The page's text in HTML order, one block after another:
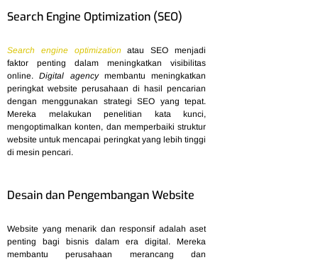
Search Engine Optimization (SEO)
Search engine optimization
atau SEO menjadi
faktor penting dalam meningkatkan visibilitas
online.Digital agency membantu meningkatkan
peringkat website perusahaan di hasil pencarian
dengan menggunakan strategi SEO yang tepat.
Mereka melakukan penelitian kata kunci,
mengoptimalkan konten, dan memperbaiki struktur
website untuk mencapai peringkat yang lebih tinggi
di mesin pencari.
Desain dan Pengembangan Website
Website yang menarik dan responsif adalah aset
penting bagi bisnis dalam era digital. Mereka
membantu perusahaan merancang dan